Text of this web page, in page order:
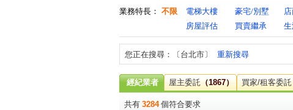
業務特長： 不限 電梯大樓 豪宅/別墅
房屋評估
買賣繼承 生
您正在搜尋：〔台北市〕 重新搜尋
經紀業者 屋主委託（1867） 買家/租客委託
共有 3284 個符合要求